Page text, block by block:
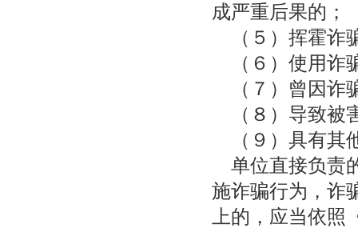
成严重后果的；
（５）挥霍诈
（６）使用诈
（７）曾因诈
（８）导致被
（９）具有其
单位直接负责
施诈骗行为，诈
上的，应当依